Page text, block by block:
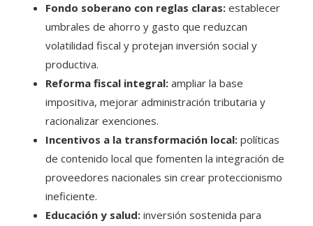
Fondo soberano con reglas claras: establecer
umbrales de ahorro y gasto que reduzcan
volatilidad fiscal y protejan inversión social y
productiva.
Reforma fiscal integral: ampliar la base
impositiva, mejorar administración tributaria y
racionalizar exenciones.
Incentivos a la transformación local: políticas
de contenido local que fomenten la integración de
proveedores nacionales sin crear proteccionismo
ineficiente.
Educación y salud: inversión sostenida para